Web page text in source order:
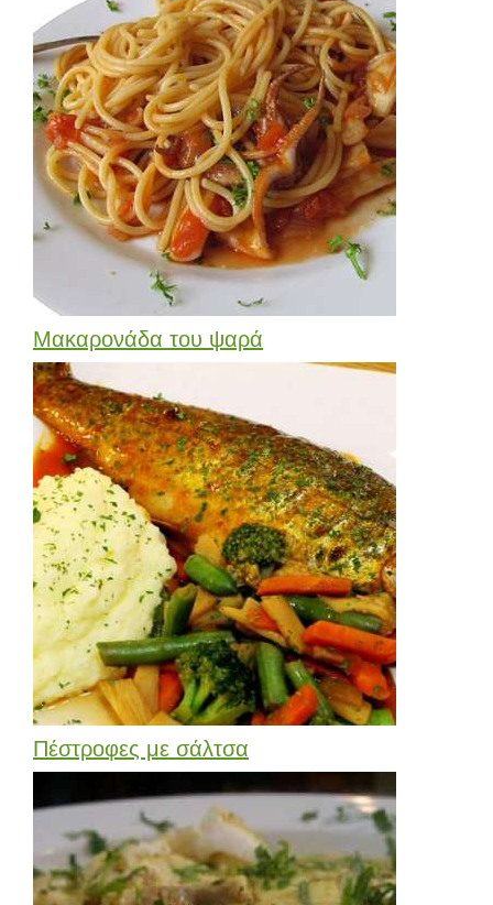
Μακαρονάδα του ψαρά
Πέστροφες με σάλτσα